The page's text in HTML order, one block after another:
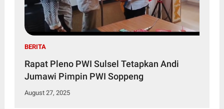
BERITA
Rapat Pleno PWI Sulsel Tetapkan Andi
Jumawi Pimpin PWI Soppeng
August 27, 2025